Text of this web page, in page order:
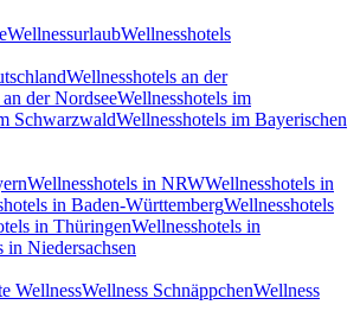
WellnessurlaubWellnesshotels
Wellnesshotels an der
der NordseeWellnesshotels im
SchwarzwaldWellnesshotels im Bayerischen
Wellnesshotels in NRWWellnesshotels in
in Baden-WürttembergWellnesshotels
in ThüringenWellnesshotels in
in Niedersachsen
WellnessWellness SchnäppchenWellness